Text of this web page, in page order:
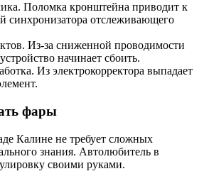
Поломка кронштейна приводит к
синхронизатора отслеживающего
Из-за сниженной проводимости
начинает сбоить.
Из электрокорректора выпадает
фары
Калине не требует сложных
знания. Автолюбитель в
своими руками.